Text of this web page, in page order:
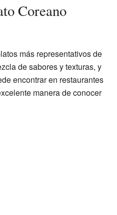
Coreano
más representativos de
de sabores y texturas, y
encontrar en restaurantes
manera de conocer